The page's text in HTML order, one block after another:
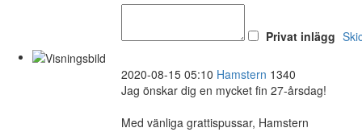
Privat inlägg
2020-08-15 05:10 Hamstern 1340
Jag önskar dig en mycket fin 27-årsdag!
Med vänliga grattispussar, Hamstern